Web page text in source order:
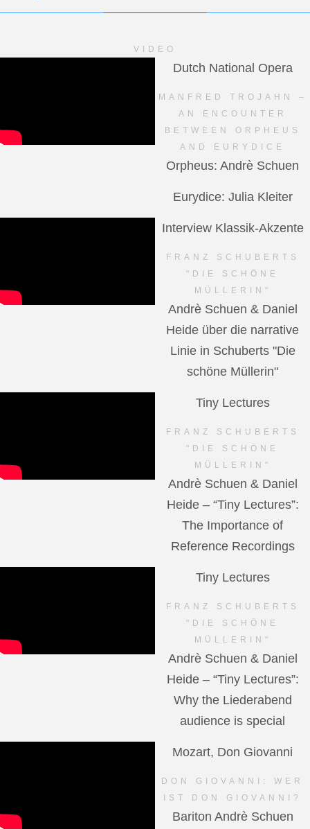
VIDEO
Dutch National Opera
MANFRED TROJAHN –
AN ENCOUNTER
BETWEEN ORPHEUS
AND EURYDICE
Orpheus: Andrè Schuen
Eurydice: Julia Kleiter
Interview Klassik-Akzente
FRANZ SCHUBERTS
"DIE SCHÖNE
MÜLLERIN"
Andrè Schuen & Daniel
Heide über die narrative
Linie in Schuberts "Die
schöne Müllerin"
Tiny Lectures
FRANZ SCHUBERTS
"DIE SCHÖNE
MÜLLERIN"
Andrè Schuen & Daniel
Heide – “Tiny Lectures”:
The Importance of
Reference Recordings
Tiny Lectures
FRANZ SCHUBERTS
"DIE SCHÖNE
MÜLLERIN"
Andrè Schuen & Daniel
Heide – “Tiny Lectures”:
Why the Liederabend
audience is special
Mozart, Don Giovanni
DON GIOVANNI: WER
IST DON GIOVANNI?
Bariton Andrè Schuen